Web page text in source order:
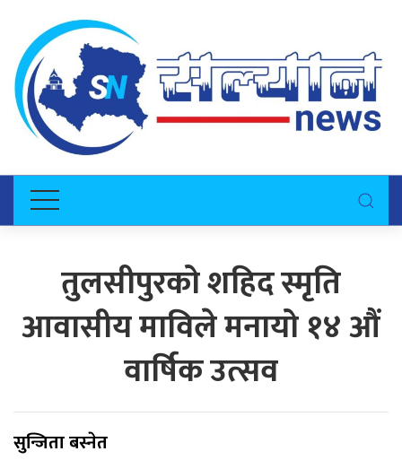
तुलसीपुरको शहिद स्मृति
आवासीय माविले मनायो १४ औं
वार्षिक उत्सव
सुन्जिता बस्नेत